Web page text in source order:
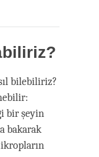
bilebiliriz?
bir şeyin
bakarak